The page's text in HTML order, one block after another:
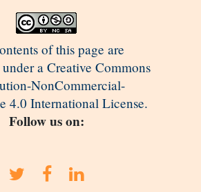
of this page are
a Creative Commons
NonCommercial-
4.0 International License.
Follow us on: